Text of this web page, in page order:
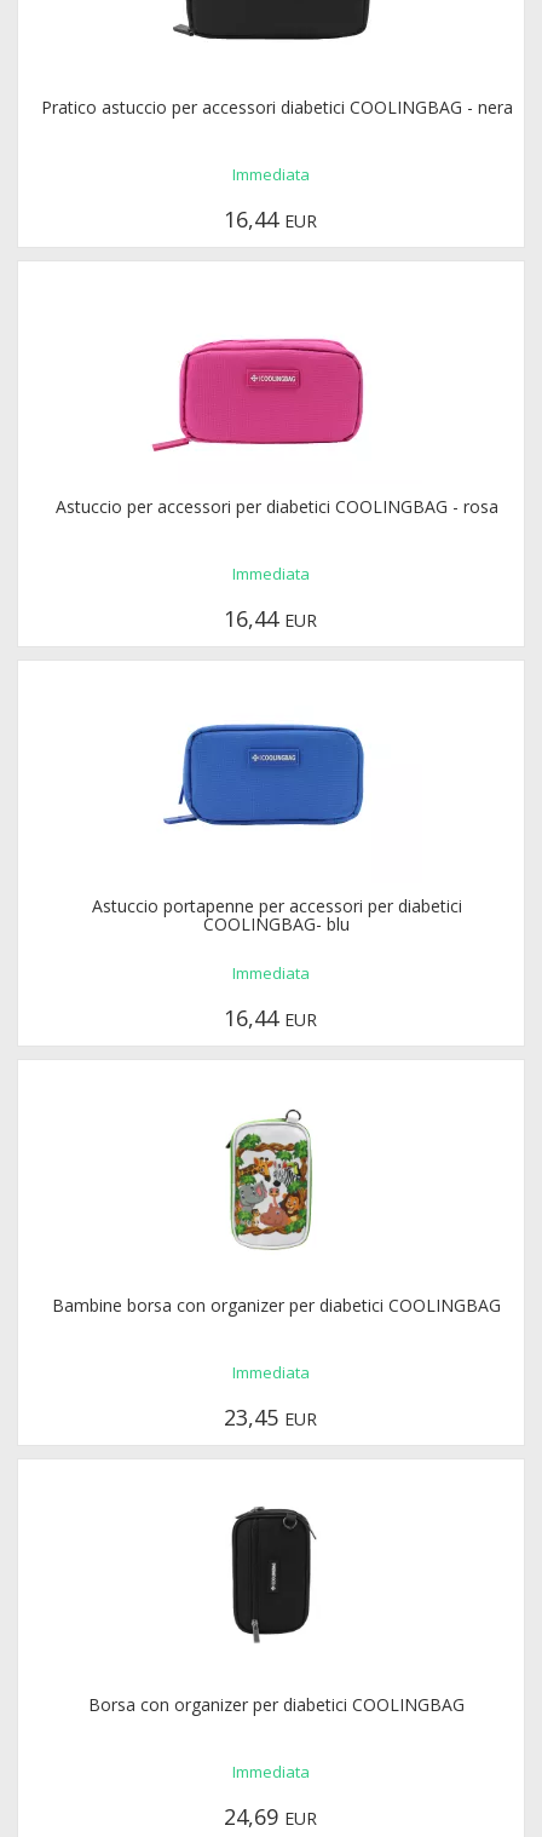
Pratico astuccio per accessori diabetici COOLINGBAG - nera
Immediata
16,44 EUR
Astuccio per accessori per diabetici COOLINGBAG - rosa
Immediata
16,44 EUR
Astuccio portapenne per accessori per diabetici
COOLINGBAG- blu
Immediata
16,44 EUR
Bambine borsa con organizer per diabetici COOLINGBAG
Immediata
23,45 EUR
Borsa con organizer per diabetici COOLINGBAG
Immediata
24,69 EUR